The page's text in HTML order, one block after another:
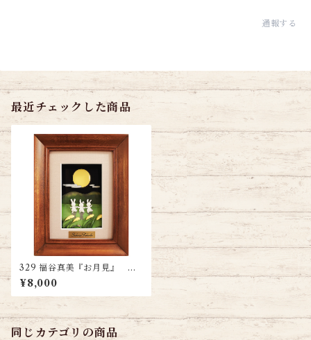
通報する
最近チェックした商品
329 福谷真美『お月見』 送
料無料
¥8,000
同じカテゴリの商品